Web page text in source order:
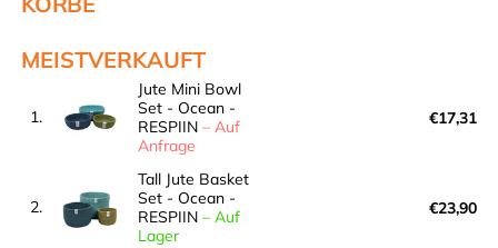
MEISTVERKAUFT
1.
Jute Mini Bowl
Set - Ocean -
RESPIIN – Auf
Anfrage
€17,31
2.
Tall Jute Basket
Set - Ocean -
RESPIIN – Auf
Lager
€23,90